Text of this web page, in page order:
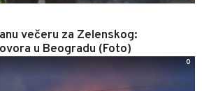
večeru za Zelenskog:
u Beogradu (Foto)
0